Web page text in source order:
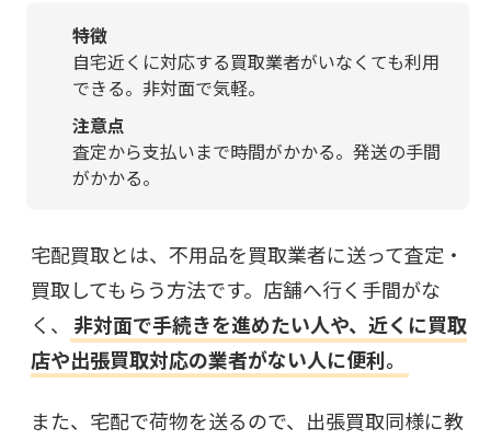
特徴
自宅近くに対応する買取業者がいなくても利用
できる。非対面で気軽。
注意点
査定から支払いまで時間がかかる。発送の手間
がかかる。
宅配買取とは、不用品を買取業者に送って査定・
買取してもらう方法です。店舗へ行く手間がな
く、 非対面で手続きを進めたい人や、近くに買取
店や出張買取対応の業者がない人に便利。
また、宅配で荷物を送るので、出張買取同様に教